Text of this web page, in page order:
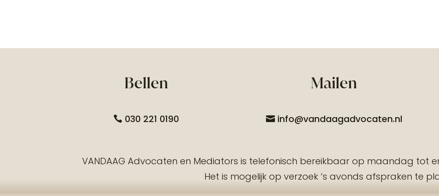
Bellen
030 221 0190
Mailen
info@vandaagadvocaten.nl
VANDAAG Advocaten en Mediators is telefonisch bereikbaar op maandag tot
Het is mogelijk op verzoek ‘s avonds afspraken te